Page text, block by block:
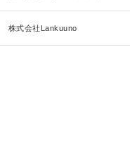
株式会社Lankuuno